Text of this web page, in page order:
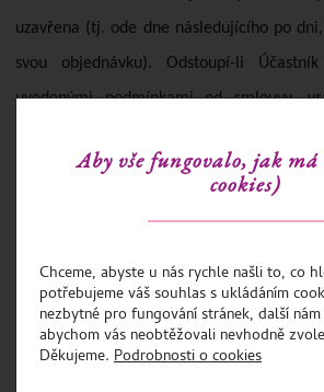
Aby vše fungovalo, jak má
cookies)
Chceme, abyste u nás rychle našli to, co
potřebujeme váš souhlas s ukládáním
nezbytné pro fungování stránek, další
abychom vás neobtěžovali nevhodně
Děkujeme. Podrobnosti o cookies
uzavřena (tj. ode dne následujícího po
svou objednávku). Odstoupí-li
uvedenými podmínkami od smlouvy,
uhrazené kurzovné.
V případě, že před uplynutím 14denní
klienta, resp. s jeho výslovným
Účastník právo od uzavřené smlouvy